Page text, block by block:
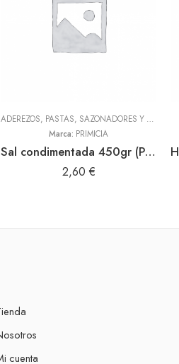
,TODOS
ADEREZOS, PASTAS, SAZONADORES Y CONDIMENTOS
Marca: PRIMICIA
Sal condimentada 450gr (Primicia)
2,60 €
cuenta